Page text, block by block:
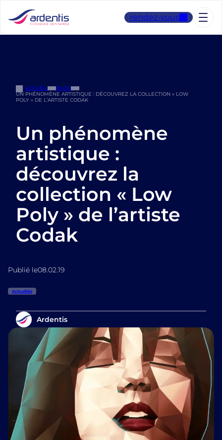
contenu
rendez-vous
ACCUEIL
BLOG
UN PHÉNOMÈNE ARTISTIQUE : DÉCOUVREZ LA COLLECTION « LOW
POLY » DE L’ARTISTE CODAK
Un phénomène
artistique :
découvrez la
collection « Low
Poly » de l’artiste
Codak
Publié le08.02.19
Actualités
Ardentis